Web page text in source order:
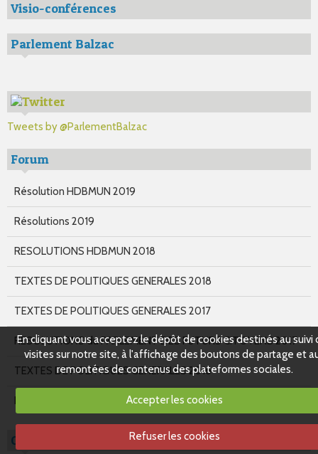
Visio-conférences
Parlement Balzac
Tweets by @ParlementBalzac
Forum
Résolution HDBMUN 2019
Résolutions 2019
RESOLUTIONS HDBMUN 2018
TEXTES DE POLITIQUES GENERALES 2018
TEXTES DE POLITIQUES GENERALES 2017
RESOLUTIONS du PARLEMENT DES FUTURS CITOYENS 2017
TEXTES DE POLITIQUES GENERALES 2016
RESOLUTIONS du Parlement des futurs citoyens 2016
Organisation Non Gouvernementale
En cliquant vous acceptez le dépôt de cookies destinés au suivi
visites sur notre site, à l'affichage des boutons de partage et
remontées de contenus des plateformes sociales.
Accepter les cookies
Refuser les cookies